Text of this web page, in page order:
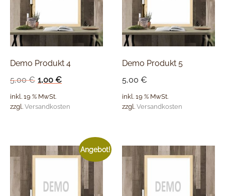
Demo Produkt 4
5,00€ 1,00 €
inkl. 19 % MwSt.
zzgl. Versandkosten
Demo Produkt 5
5,00 €
inkl. 19 % MwSt.
zzgl. Versandkosten
Angebot!